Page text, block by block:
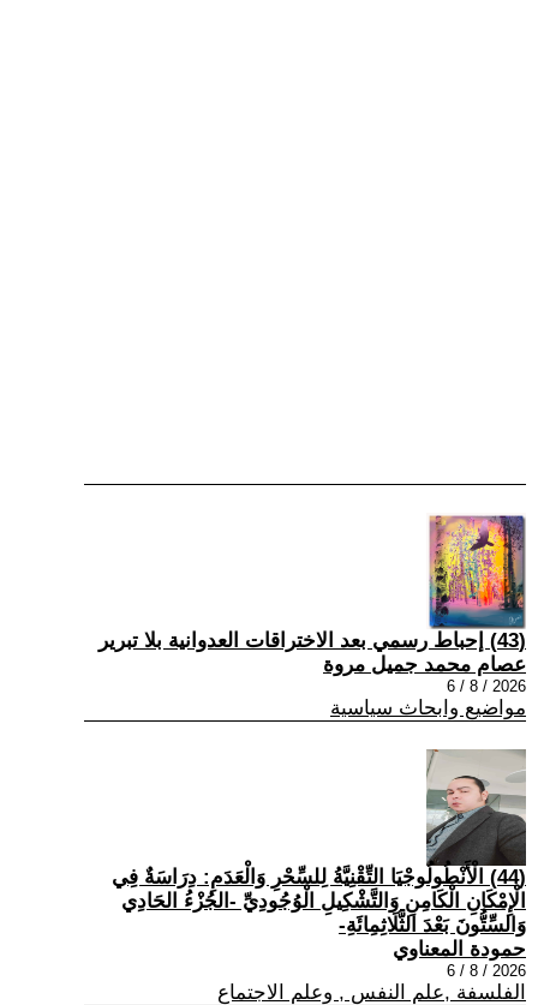
(43) إحباط رسمي بعد الاختراقات العدوانية بلا تبرير
عصام محمد جميل مروة
2026 / 8 / 6
مواضيع وابحاث سياسية
(44) الْأَنْطُولُوجْيَا التِّقْنِيَّةُ لِلسِّحْرِ وَالْعَدَمِ: دِرَاسَةٌ فِي
الْإِمْكَانِ الْكَامِنِ وَالتَّشْكِيلِ الْوُجُودِيِّ -الجُزْءُ الحَادِي
وَالسِّتُّونَ بَعْدَ الثَّلَاثِمِائَةِ-
حمودة المعناوي
2026 / 8 / 6
الفلسفة ,علم النفس , وعلم الاجتماع